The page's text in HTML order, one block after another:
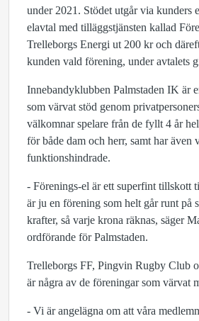
under 2021. Stödet utgår via kunders
elavtal med tilläggstjänsten kallad
Trelleborgs Energi ut 200 kr och
kunden vald förening, under avtalets
Innebandyklubben Palmstaden IK är
som värvat stöd genom
välkomnar spelare från de fyllt 4 år
för både dam och herr, samt har även
funktionshindrade.
- Förenings-el är ett superfint tillskott
är ju en förening som helt går runt på
krafter, så varje krona räknas, säger
ordförande för Palmstaden.
Trelleborgs FF, Pingvin Rugby Club
är några av de föreningar som värvat
- Vi är angelägna om att våra